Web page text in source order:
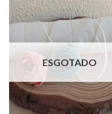
ESGOTADO